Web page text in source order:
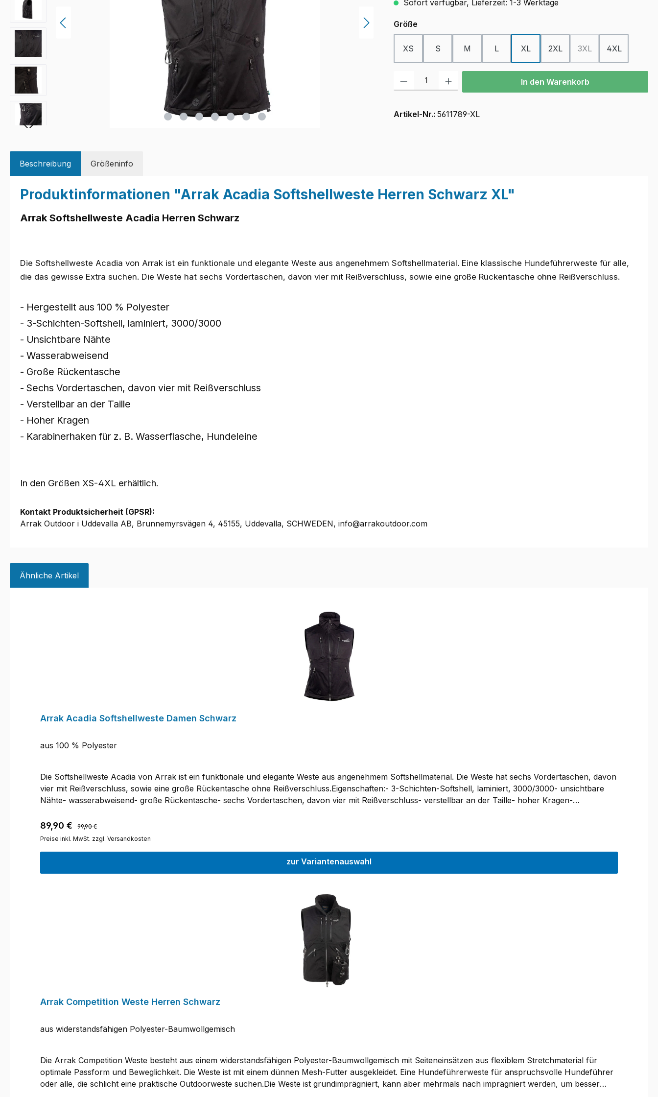
Sofort verfügbar, Lieferzeit: 1-3 Werktage
Größe
XS S M L XL 2XL 3XL
(Diese Option ist
4XL
Produkt Anzahl: Gib den gewünschten Wert ein oder benutze die Schaltflächen
In den Warenkorb
Artikel-Nr.: 5611789-XL
Beschreibung Größeninfo
Produktinformationen "Arrak Acadia Softshellweste Herren Schwarz XL"
Arrak Softshellweste Acadia Herren Schwarz
Die Softshellweste Acadia von Arrak ist ein funktionale und elegante Weste aus angenehmem Softshellmaterial. Eine klassische Hundeführerweste für alle,
die das gewisse Extra suchen. Die Weste hat sechs Vordertaschen, davon vier mit Reißverschluss, sowie eine große Rückentasche ohne Reißverschluss.
- Hergestellt aus 100 % Polyester
- 3-Schichten-Softshell, laminiert, 3000/3000
- Unsichtbare Nähte
- Wasserabweisend
- Große Rückentasche
- Sechs Vordertaschen, davon vier mit Reißverschluss
- Verstellbar an der Taille
- Hoher Kragen
- Karabinerhaken für z. B. Wasserflasche, Hundeleine
In den Größen XS-4XL erhältlich.
Kontakt Produktsicherheit (GPSR):
Arrak Outdoor i Uddevalla AB, Brunnemyrsvägen 4, 45155, Uddevalla, SCHWEDEN, info@arrakoutdoor.com
Ähnliche Artikel
Arrak Acadia Softshellweste Damen Schwarz
aus 100 % Polyester
Die Softshellweste Acadia von Arrak ist ein funktionale und elegante Weste aus angenehmem Softshellmaterial. Die Weste hat sechs Vordertaschen, davon
vier mit Reißverschluss, sowie eine große Rückentasche ohne Reißverschluss.Eigenschaften:- 3-Schichten-Softshell, laminiert, 3000/3000- unsichtbare
Nähte- wasserabweisend- große Rückentasche- sechs Vordertaschen, davon vier mit Reißverschluss- verstellbar an der Taille- hoher Kragen-
nicht trocknergeeignet.
Verkaufspreis:
89,90 € Regulärer Preis:
99,90 €
Preise inkl. MwSt. zzgl. Versandkosten
zur Variantenauswahl
Arrak Competition Weste Herren Schwarz
aus widerstandsfähigen Polyester-Baumwollgemisch
Die Arrak Competition Weste besteht aus einem widerstandsfähigen Polyester-Baumwollgemisch mit Seiteneinsätzen aus flexiblem Stretchmaterial für
optimale Passform und Beweglichkeit. Die Weste ist mit einem dünnen Mesh-Futter ausgekleidet. Eine Hundeführerweste für anspruchsvolle Hundeführer
oder alle, die schlicht eine praktische Outdoorweste suchen.Die Weste ist grundimprägniert, kann aber mehrmals nach imprägniert werden, um besser